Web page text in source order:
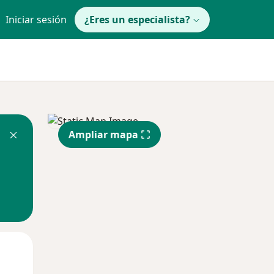
Iniciar sesión ¿Eres un especialista?
Ampliar mapa